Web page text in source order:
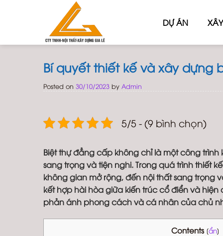
DỰ ÁN
Bí quyết thiết kế và xây
Posted on 30/10/2023 by Admin
5/5 - (9 bình chọn)
Biệt thự đẳng cấp không chỉ là một công
sang trọng và tiện nghi. Trong quá trình thiết
không gian mở rộng, đến nội thất sang trọng
kết hợp hài hòa giữa kiến trúc cổ điển và
phản ánh phong cách và cá nhân của chủ
Contents [ẩn]